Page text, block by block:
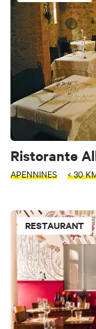
Ristorante
APENNINES < 30
RESTAURANT